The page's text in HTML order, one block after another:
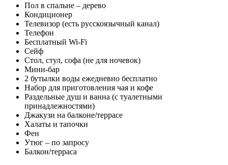
Пол в спальне – дерево
Кондиционер
Телевизор (есть русскоязычный канал)
Телефон
Бесплатный Wi-Fi
Сейф
Стол, стул, софа (не для ночевок)
Мини-бар
2 бутылки воды ежедневно бесплатно
Набор для приготовления чая и кофе
Раздельные душ и ванна (с туалетными
принадлежностями)
Джакузи на балконе/террасе
Халаты и тапочки
Фен
Утюг – по запросу
Балкон/терраса